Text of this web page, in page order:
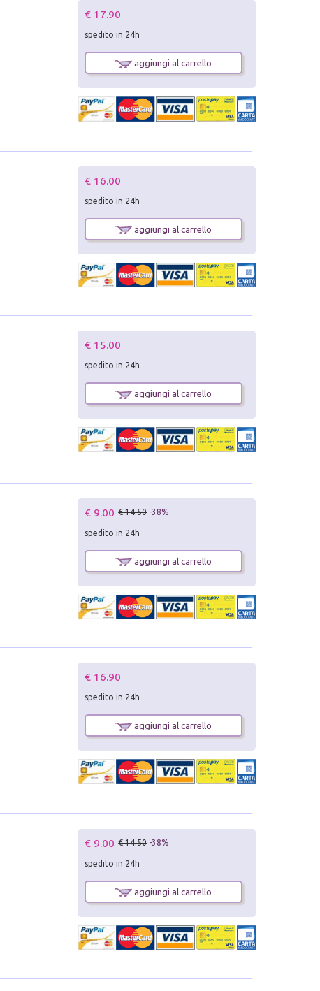
€ 17.90
spedito in 24h
aggiungi al carrello
€ 16.00
spedito in 24h
aggiungi al carrello
€ 15.00
spedito in 24h
aggiungi al carrello
€ 9.00 € 14.50 -38%
spedito in 24h
aggiungi al carrello
€ 16.90
spedito in 24h
aggiungi al carrello
€ 9.00 € 14.50 -38%
spedito in 24h
aggiungi al carrello